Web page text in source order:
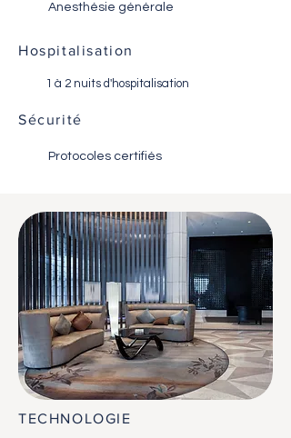
Anesthésie générale
Hospitalisation
1 à 2 nuits d'hospitalisation
Sécurité
Protocoles certifiés
TECHNOLOGIE